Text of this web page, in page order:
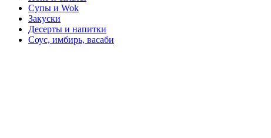
Супы и Wok
Закуски
Десерты и напитки
Соус, имбирь, васаби